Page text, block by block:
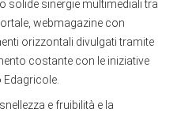
solide sinergie multimediali tra
webmagazine con
orizzontali divulgati tramite
costante con le iniziative
e fruibilità e la